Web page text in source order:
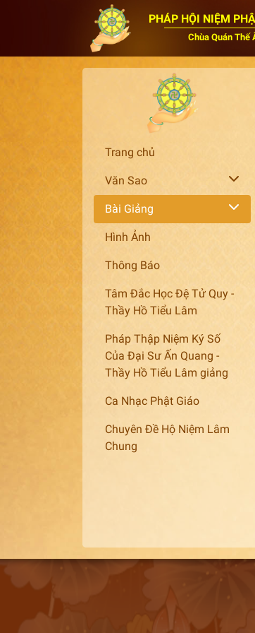
PHÁP HỘI NIỆM
Chùa Quán Thế
Trang chủ
Văn Sao
Bài Giảng
Hình Ảnh
Thông Báo
Tâm Đắc Học Đệ Tử Quy -
Thầy Hồ Tiểu Lâm
Pháp Thập Niệm Ký Số
Của Đại Sư Ấn Quang -
Thầy Hồ Tiểu Lâm giảng
Ca Nhạc Phật Giáo
Chuyên Đề Hộ Niệm Lâm
Chung